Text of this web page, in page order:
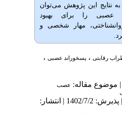
به نتایج این پژوهش می‌توان
عصبی را برای بهبود
مهار شخصی و
رقابتی، پسخوراند عصبی،
موضوع مقاله: عصب
دریافت: 1402/6/19 | پذیرش: 1402/7/2 | انتشار: